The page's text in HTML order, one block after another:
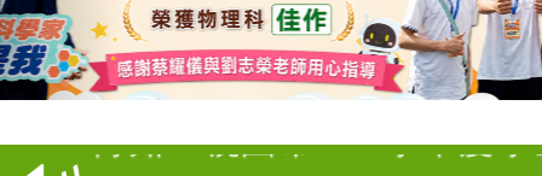
度第1學期第9次代理教師
招)
【甄選結果(第12招)】公